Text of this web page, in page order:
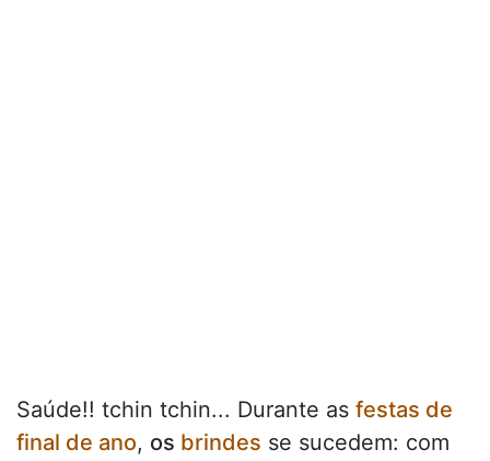
Saúde!! tchin tchin... Durante as festas de
final de ano, os brindes se sucedem: com